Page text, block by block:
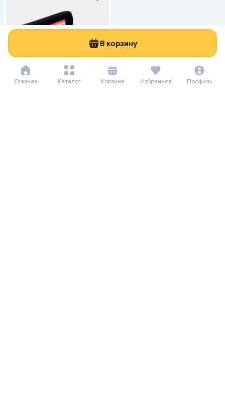
В корзину
Главная Каталог Корзина Избранное Профиль